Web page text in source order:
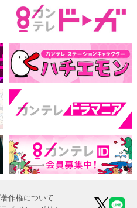
著作権について